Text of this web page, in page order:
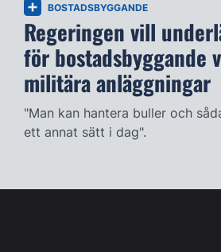
BOSTADSBYGGANDE
Regeringen vill
för bostadsbyggande
militära anläggningar
"Man kan hantera buller och
ett annat sätt i dag".